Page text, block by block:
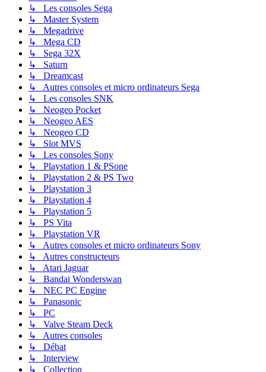
↳ Les consoles Sega
↳ Master System
↳ Megadrive
↳ Mega CD
↳ Sega 32X
↳ Saturn
↳ Dreamcast
↳ Autres consoles et micro ordinateurs Sega
↳ Les consoles SNK
↳ Neogeo Pocket
↳ Neogeo AES
↳ Neogeo CD
↳ Slot MVS
↳ Les consoles Sony
↳ Playstation 1 & PSone
↳ Playstation 2 & PS Two
↳ Playstation 3
↳ Playstation 4
↳ Playstation 5
↳ PS Vita
↳ Playstation VR
↳ Autres consoles et micro ordinateurs Sony
↳ Autres constructeurs
↳ Atari Jaguar
↳ Bandai Wonderswan
↳ NEC PC Engine
↳ Panasonic
↳ PC
↳ Valve Steam Deck
↳ Autres consoles
↳ Débat
↳ Interview
↳ Collection